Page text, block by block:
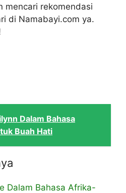
mencari rekomendasi
di Namabayi.com ya.
Dalam Bahasa
Buah Hati
Dalam Bahasa Afrika-